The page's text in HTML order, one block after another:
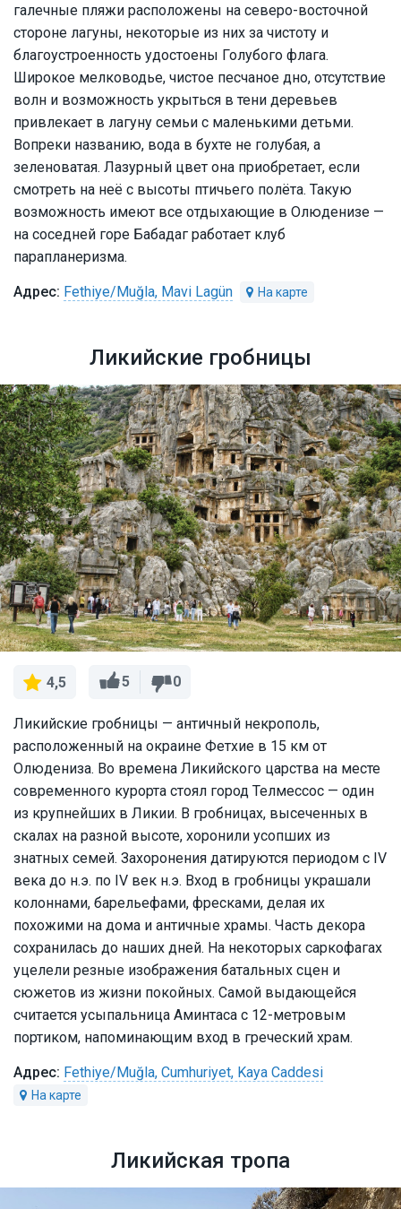
галечные пляжи расположены на северо-восточной
стороне лагуны, некоторые из них за чистоту и
благоустроенность удостоены Голубого флага.
Широкое мелководье, чистое песчаное дно, отсутствие
волн и возможность укрыться в тени деревьев
привлекает в лагуну семьи с маленькими детьми.
Вопреки названию, вода в бухте не голубая, а
зеленоватая. Лазурный цвет она приобретает, если
смотреть на неё с высоты птичьего полёта. Такую
возможность имеют все отдыхающие в Олюденизе —
на соседней горе Бабадаг работает клуб
парапланеризма.
Fethiye/Muğla, Mavi Lagün
Ликийские гробницы
4,5 5 0
Ликийские гробницы — античный некрополь,
расположенный на окраине Фетхие в 15 км от
Олюдениза. Во времена Ликийского царства на месте
современного курорта стоял город Телмессос — один
из крупнейших в Ликии. В гробницах, высеченных в
скалах на разной высоте, хоронили усопших из
знатных семей. Захоронения датируются периодом с IV
века до н.э. по IV век н.э. Вход в гробницы украшали
колоннами, барельефами, фресками, делая их
похожими на дома и античные храмы. Часть декора
сохранилась до наших дней. На некоторых саркофагах
уцелели резные изображения батальных сцен и
сюжетов из жизни покойных. Самой выдающейся
считается усыпальница Аминтаса с 12-метровым
портиком, напоминающим вход в греческий храм.
Fethiye/Muğla, Cumhuriyet, Kaya Caddesi
Ликийская тропа